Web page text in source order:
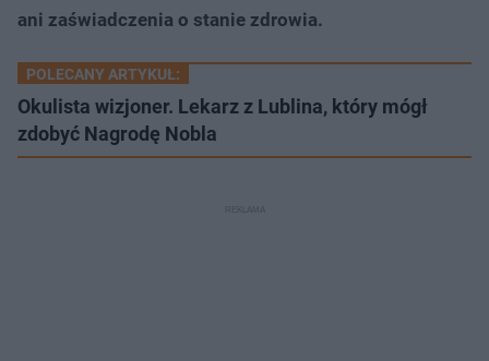
ani zaświadczenia o stanie zdrowia.
POLECANY ARTYKUŁ:
Okulista wizjoner. Lekarz z Lublina, który mógł
zdobyć Nagrodę Nobla